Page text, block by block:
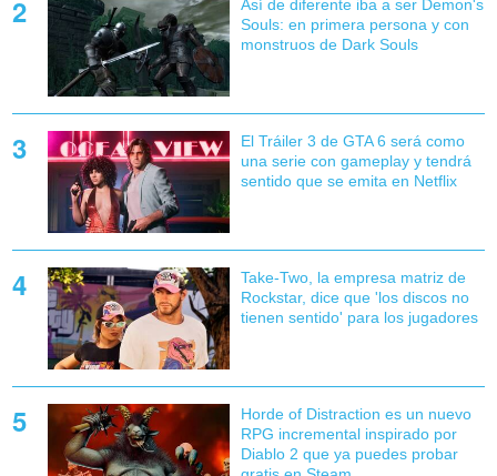
Así de diferente iba a ser Demon's
Souls: en primera persona y con
monstruos de Dark Souls
El Tráiler 3 de GTA 6 será como
una serie con gameplay y tendrá
sentido que se emita en Netflix
Take-Two, la empresa matriz de
Rockstar, dice que 'los discos no
tienen sentido' para los jugadores
Horde of Distraction es un nuevo
RPG incremental inspirado por
Diablo 2 que ya puedes probar